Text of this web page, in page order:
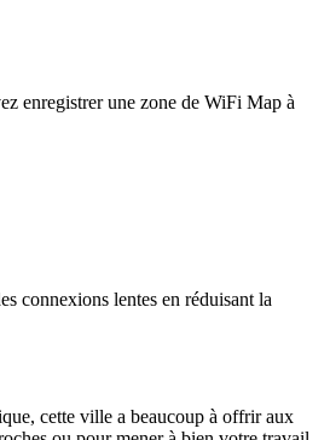
enregistrer une zone de WiFi Map à
connexions lentes en réduisant la
cette ville a beaucoup à offrir aux